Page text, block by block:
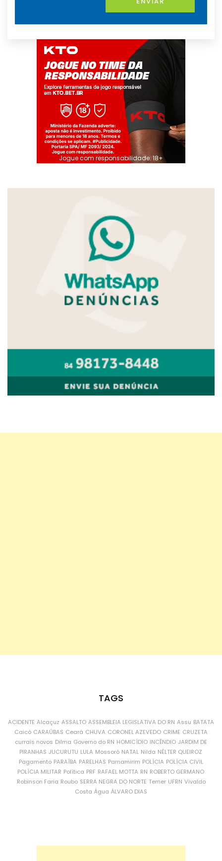
Jogue com responsabilidade. 18+
TAGS
ACIDENTE Alcaçuz ASSALTO ASSEMBLEIA LEGISLATIVA DO RN Assu BATATA
Caicó CARAÚBAS Ceará CHUVA CORONEL AZEVEDO CRIME CRUZETA
currais novos Dilma Governo do RN HOMICÍDIO INCÊNDIO JARDIM DE
PIRANHAS JUCURUTU LULA Mossoró NATAL Nilda NÉLTER QUEIROZ
Pagamento PARAÍBA PARELHAS Parnamirim POLÍCIA POLÍCIA CIVIL
POLÍCIA MILITAR Política PRF RAFAEL MOTTA RN ROBERTO GERMANO
Robinson Faria Roubo SERRA NEGRA DO NORTE Temer UFRN Vivaldo
Costa Água ÁLVARO DIAS